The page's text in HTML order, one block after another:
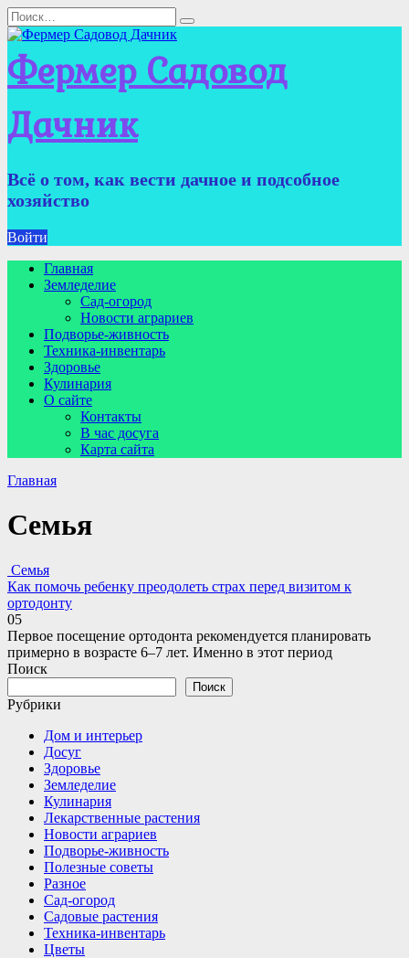
Перейти
к
содержанию
Search
for:
Фермер Садовод
Дачник
Всё о том, как вести дачное и подсобное
хозяйство
Войти
Главная
Земледелие
Сад-огород
Новости аграриев
Подворье-живность
Техника-инвентарь
Здоровье
Кулинария
О сайте
Контакты
В час досуга
Карта сайта
Главная
Семья
Семья
Как помочь ребенку преодолеть страх перед визитом к
ортодонту
05
Первое посещение ортодонта рекомендуется планировать
примерно в возрасте 6–7 лет. Именно в этот период
Поиск
Поиск
Рубрики
Дом и интерьер
Досуг
Здоровье
Земледелие
Кулинария
Лекарственные растения
Новости аграриев
Подворье-живность
Полезные советы
Разное
Сад-огород
Садовые растения
Техника-инвентарь
Цветы